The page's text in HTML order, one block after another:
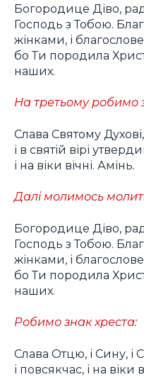
Богородице Діво,
Господь з Тобою.
жінками, і
бо Ти породила
наших.
На третьому робимо
Слава Святому
і в святій вірі
і на віки вічні. Амінь.
Далі молимось
Богородице Діво,
Господь з Тобою.
жінками, і
бо Ти породила
наших.
Робимо знак хреста:
Слава Отцю, і Сину, і
і повсякчас, і на віки